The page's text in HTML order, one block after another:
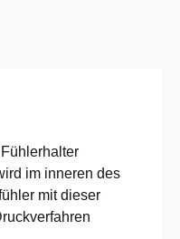
im inneren des
mit dieser